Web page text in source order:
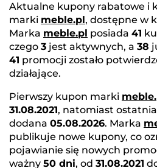
Aktualne kupony rabatowe i
marki meble.pl, dostępne w
Marka meble.pl posiada 41
czego 3 jest aktywnych, a 38
41 promocji zostało
działające.
Pierwszy kupon marki
31.08.2021, natomiast
dodana 05.08.2026. Marka
publikuje nowe kupony, co
pojawianie się nowych
ważny 50 dni, od 31.08.2021